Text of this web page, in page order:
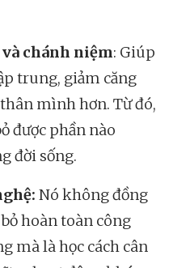
chánh niệm: Giúp
trung, giảm căng
mình hơn. Từ đó,
được phần nào
đời sống.
Nó không đồng
hoàn toàn công
mà là học cách cân